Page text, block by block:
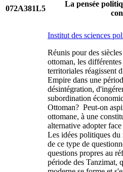
072A381L5
La pensée
Institut des sciences
Réunis pour des
ottoman, les
territoriales réagissent
Empire dans une
désintégration,
subordination
Ottoman? Peut-on
ottomane, à une
alternative adopter
Les idées politiques
de ce type de
questions propres au
période des Tanzimat,